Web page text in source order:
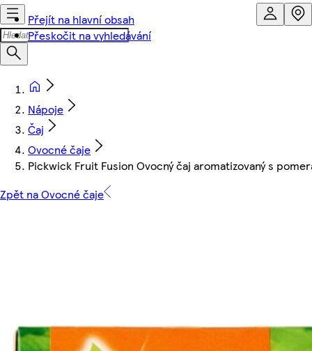
Přejít na hlavní obsah
Přeskočit na vyhledávání
Nápoje
Čaj
Ovocné čaje
Pickwick Fruit Fusion Ovocný čaj aromatizovaný s
Zpět na Ovocné čaje